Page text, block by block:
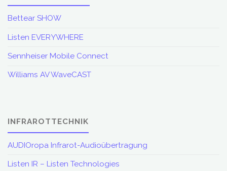
Bettear SHOW
Listen EVERYWHERE
Sennheiser Mobile Connect
Williams AV WaveCAST
INFRAROTTECHNIK
AUDIOropa Infrarot-Audioübertragung
Listen IR – Listen Technologies